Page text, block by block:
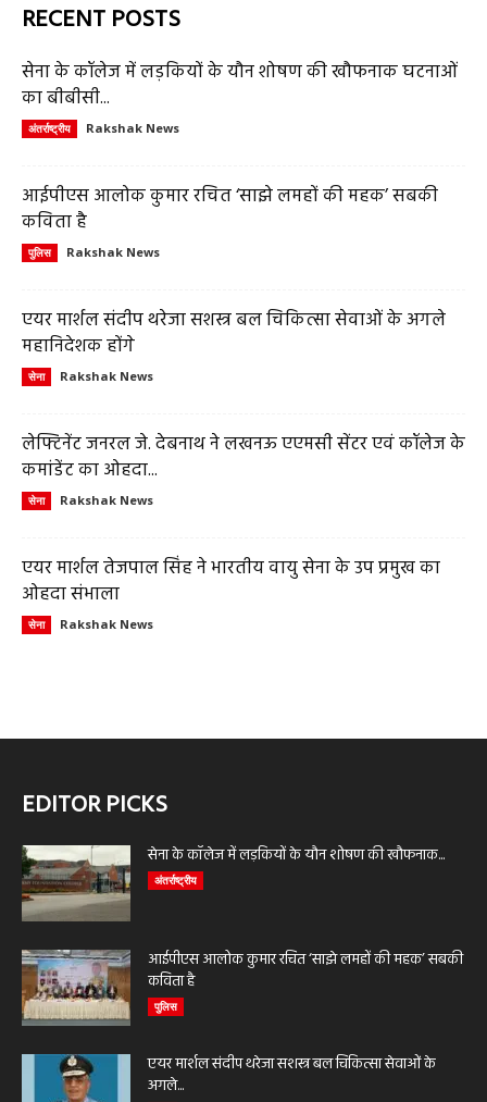
RECENT POSTS
सेना के कॉलेज में लड़कियों के यौन शोषण की खौफनाक घटनाओं
का बीबीसी...
अंतर्राष्ट्रीय Rakshak News
आईपीएस आलोक कुमार रचित ‘साझे लमहों की महक’ सबकी
कविता है
पुलिस Rakshak News
एयर मार्शल संदीप थरेजा सशस्त्र बल चिकित्सा सेवाओं के अगले
महानिदेशक होंगे
सेना Rakshak News
लेफ्टिनेंट जनरल जे. देबनाथ ने लखनऊ एएमसी सेंटर एवं कॉलेज के
कमांडेंट का ओहदा...
सेना Rakshak News
एयर मार्शल तेजपाल सिंह ने भारतीय वायु सेना के उप प्रमुख का
ओहदा संभाला
सेना Rakshak News
EDITOR PICKS
सेना के कॉलेज में लड़कियों के यौन शोषण की खौफनाक...
अंतर्राष्ट्रीय
आईपीएस आलोक कुमार रचित ‘साझे लमहों की महक’ सबकी
कविता है
पुलिस
एयर मार्शल संदीप थरेजा सशस्त्र बल चिकित्सा सेवाओं के
अगले...